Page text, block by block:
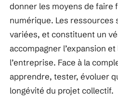
donner les moyens de faire
numérique. Les ressources
variées, et constituent un
accompagner l’expansion
l’entreprise. Face à la
apprendre, tester, évoluer
longévité du projet collectif.